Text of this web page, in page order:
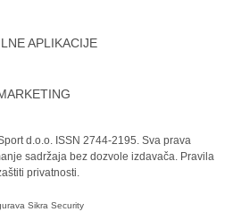
APLIKACIJE
d.o.o. ISSN 2744-2195. Sva prava
sadržaja bez dozvole izdavača. Pravila
privatnosti.
Sikra Security